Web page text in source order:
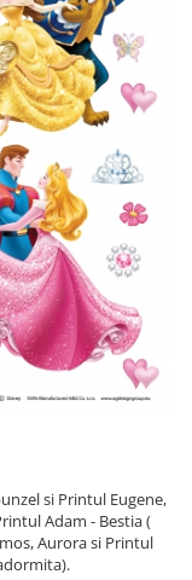
si Printul Eugene,
Adam - Bestia (
Aurora si Printul